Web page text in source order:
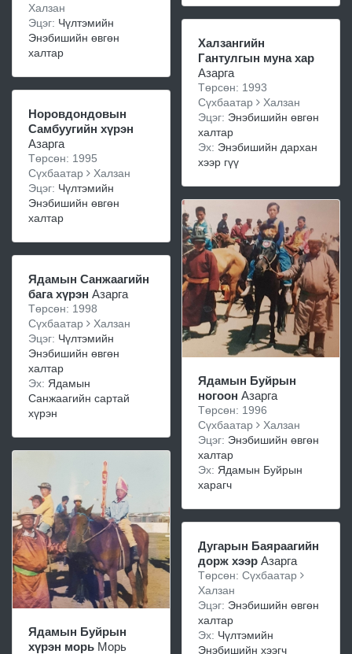
Халзан
Эцэг: Чүлтэмийн
Энэбишийн өвгөн
халтар
Норовдондовын
Самбуугийн хүрэн
Азарга
Төрсөн: 1995
Сүхбаатар
Халзан
Эцэг: Чүлтэмийн
Энэбишийн өвгөн
халтар
Ядамын Санжаагийн
бага хүрэн Азарга
Төрсөн: 1998
Сүхбаатар
Халзан
Эцэг: Чүлтэмийн
Энэбишийн өвгөн
халтар
Эх: Ядамын
Санжаагийн сартай
хүрэн
Ядамын Буйрын
хүрэн морь Морь
Халзангийн
Гантулгын муна хар
Азарга
Төрсөн: 1993
Сүхбаатар
Халзан
Эцэг: Энэбишийн өвгөн
халтар
Эх: Энэбишийн дархан
хээр гүү
Ядамын Буйрын
ногоон Азарга
Төрсөн: 1996
Сүхбаатар
Халзан
Эцэг: Энэбишийн өвгөн
халтар
Эх: Ядамын Буйрын
харагч
Дугарын Баяраагийн
дорж хээр Азарга
Төрсөн: Сүхбаатар
Халзан
Эцэг: Энэбишийн өвгөн
халтар
Эх: Чүлтэмийн
Энэбишийн хээгч